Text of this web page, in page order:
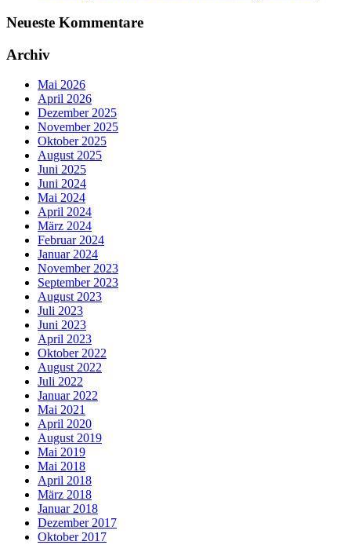
Neueste Kommentare
Archiv
Mai 2026
April 2026
Dezember 2025
November 2025
Oktober 2025
August 2025
Juni 2025
Juni 2024
Mai 2024
April 2024
März 2024
Februar 2024
Januar 2024
November 2023
September 2023
August 2023
Juli 2023
Juni 2023
April 2023
Oktober 2022
August 2022
Juli 2022
Januar 2022
Mai 2021
April 2020
August 2019
Mai 2019
Mai 2018
April 2018
März 2018
Januar 2018
Dezember 2017
Oktober 2017